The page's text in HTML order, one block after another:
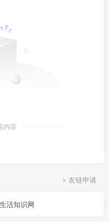
内容
友链申请
生活知识网